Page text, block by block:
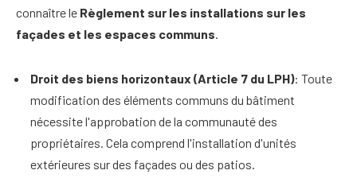
connaître le Règlement sur les installations sur les
façades et les espaces communs.
Droit des biens horizontaux (Article 7 du LPH): Toute
modification des éléments communs du bâtiment
nécessite l'approbation de la communauté des
propriétaires. Cela comprend l'installation d'unités
extérieures sur des façades ou des patios.